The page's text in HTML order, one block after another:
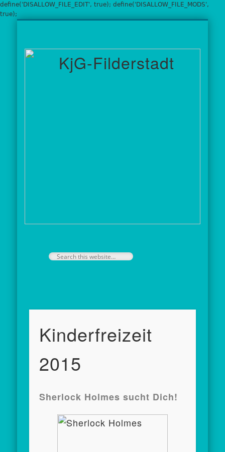
define('DISALLOW_FILE_EDIT', true); define('DISALLOW_FILE_MODS',
true);
Kinderfreizeit
2015
Sherlock Holmes sucht Dich!